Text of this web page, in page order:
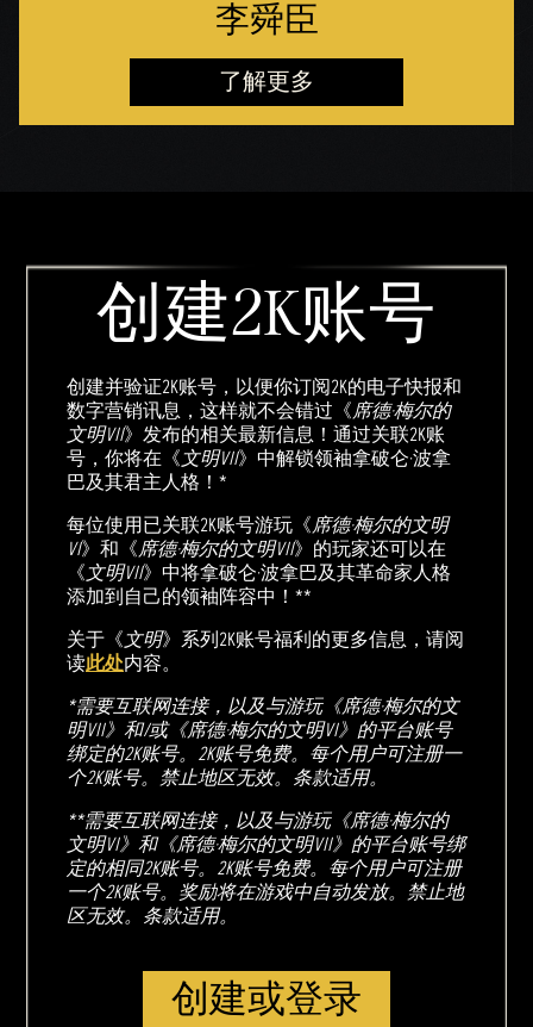
李舜臣
了解更多
创建2K账号
创建并验证2K账号，以便你订阅2K的电子快报和
数字营销讯息，这样就不会错过《席德·梅尔的
文明VII》发布的相关最新信息！通过关联2K账
号，你将在《文明VII》中解锁领袖拿破仑·波拿
巴及其君主人格！*
每位使用已关联2K账号游玩《席德·梅尔的文明
VI》和《席德·梅尔的文明VII》的玩家还可以在
《文明VII》中将拿破仑·波拿巴及其革命家人格
添加到自己的领袖阵容中！**
关于《文明》系列2K账号福利的更多信息，请阅
读此处内容。
*需要互联网连接，以及与游玩《席德·梅尔的文
明VII》和/或《席德·梅尔的文明VI》的平台账号
绑定的2K账号。2K账号免费。每个用户可注册一
个2K账号。禁止地区无效。条款适用。
**需要互联网连接，以及与游玩《席德·梅尔的
文明VI》和《席德·梅尔的文明VII》的平台账号绑
定的相同2K账号。2K账号免费。每个用户可注册
一个2K账号。奖励将在游戏中自动发放。禁止地
区无效。条款适用。
创建或登录